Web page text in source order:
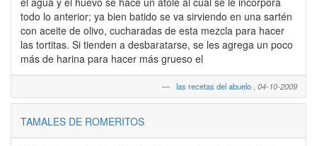
todo lo anterior; ya bien batido se va sirviendo en una sartén
con aceite de olivo, cucharadas de esta mezcla para hacer
las tortitas. Si tienden a desbaratarse, se les agrega un poco
más de harina para hacer más grueso el
las recetas del abuelo 04-10-2009
TAMALES DE ROMERITOS